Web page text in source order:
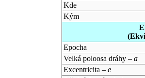
Kde
Kým
Epocha
Velká poloosa dráhy – a
Excentricita – e